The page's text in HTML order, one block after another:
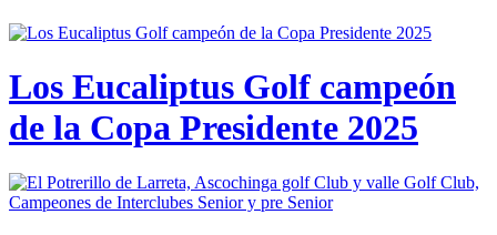
Los Eucaliptus Golf campeón
de la Copa Presidente 2025